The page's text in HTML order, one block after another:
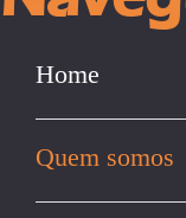
Home
Quem somos